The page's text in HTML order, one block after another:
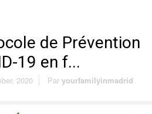
de Prévention
19 en f...
2020 Par yourfamilyinmadrid